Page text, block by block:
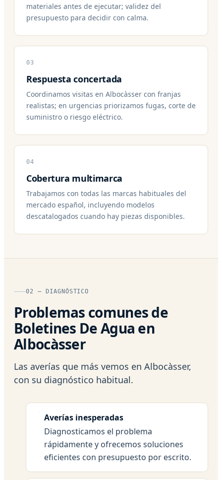
materiales antes de ejecutar; validez del
presupuesto para decidir con calma.
03
Respuesta concertada
Coordinamos visitas en Albocàsser con franjas
realistas; en urgencias priorizamos fugas, corte de
suministro o riesgo eléctrico.
04
Cobertura multimarca
Trabajamos con todas las marcas habituales del
mercado español, incluyendo modelos
descatalogados cuando hay piezas disponibles.
02 — DIAGNÓSTICO
Problemas comunes de
Boletines De Agua en
Albocàsser
Las averías que más vemos en Albocàsser,
con su diagnóstico habitual.
Averías inesperadas
Diagnosticamos el problema
rápidamente y ofrecemos soluciones
eficientes con presupuesto por escrito.